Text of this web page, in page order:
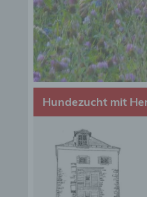
Hundezucht mit